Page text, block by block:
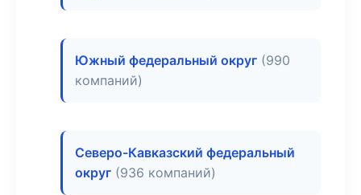
Южный федеральный округ (990
компаний)
Северо-Кавказский федеральный
округ (936 компаний)